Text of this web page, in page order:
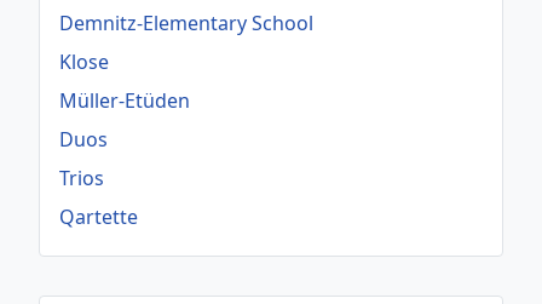
Demnitz-Elementary School
Klose
Müller-Etüden
Duos
Trios
Qartette